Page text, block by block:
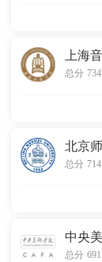
上海
总分 734
北京
总分 714
中央
总分 691